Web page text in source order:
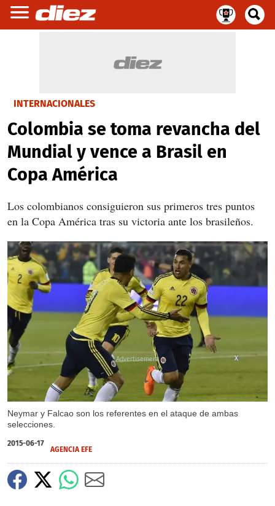
INTERNACIONALES
Colombia se toma revancha del
Mundial y vence a Brasil en
Copa América
Los colombianos consiguieron sus primeros tres puntos
en la Copa América tras su victoria ante los brasileños.
Neymar y Falcao son los referentes en el ataque de ambas
selecciones.
X
2015-06-17
AGENCIA EFE